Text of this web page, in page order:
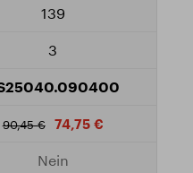
139
3
90,45 € 74,75 €
Nein